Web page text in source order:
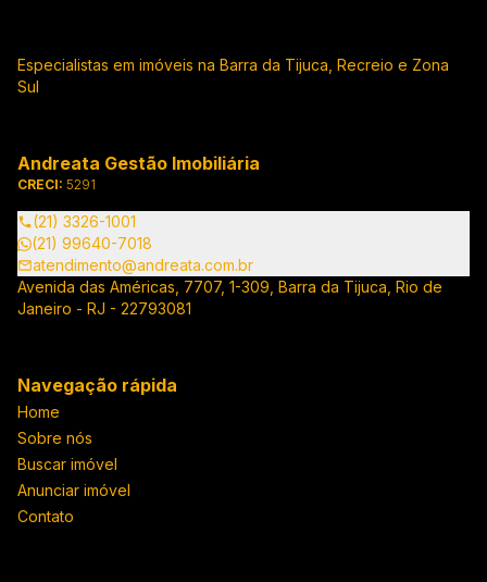
Especialistas em imóveis na Barra da Tijuca, Recreio e Zona
Sul
Andreata Gestão Imobiliária
CRECI: 5291
(21) 3326-1001
(21) 99640-7018
atendimento@andreata.com.br
Avenida das Américas, 7707, 1-309, Barra da Tijuca, Rio de
Janeiro - RJ - 22793081
Navegação rápida
Home
Sobre nós
Buscar imóvel
Anunciar imóvel
Contato